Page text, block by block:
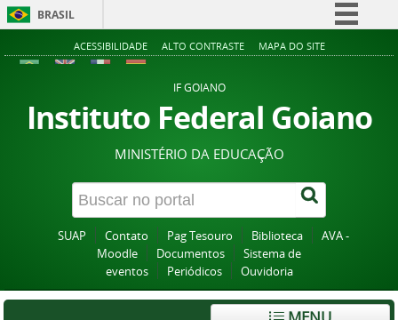
BRASIL
Simplifique!
Acesso à informação
Legislação
Canais
ACESSIBILIDADE ALTO CONTRASTE MAPA DO SITE
IF GOIANO
Instituto Federal Goiano
MINISTÉRIO DA EDUCAÇÃO
SUAP Contato Pag Tesouro Biblioteca
AVA -
Moodle
Documentos
Sistema de
eventos
Periódicos Ouvidoria